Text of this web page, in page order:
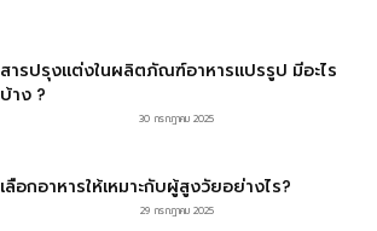
สารปรุงแต่งในผลิตภัณฑ์อาหารแปรรูป มีอะไร
บ้าง ?
30 กรกฎาคม 2025
เลือกอาหารให้เหมาะกับผู้สูงวัยอย่างไร?
29 กรกฎาคม 2025